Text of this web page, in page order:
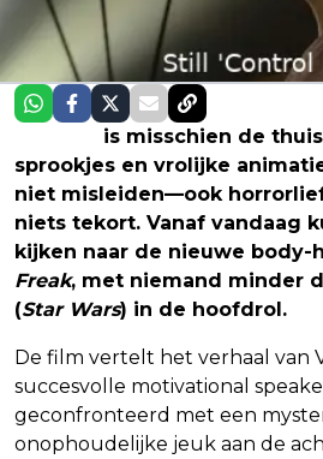
is misschien de
sprookjes en vrolijke
niet misleiden—ook
niets tekort. Vanaf vandaag
kijken naar de nieuwe body-
Freak, met niemand minder
(Star Wars) in de hoofdrol.
De film vertelt het verhaal van
succesvolle motivational
geconfronteerd met een
onophoudelijke jeuk aan de